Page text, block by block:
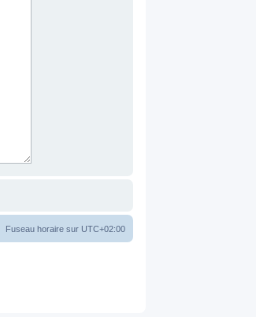
Fuseau horaire sur UTC+02:00